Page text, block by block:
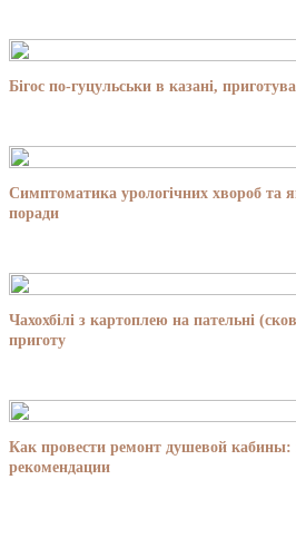
Бігос по-гуцульськи в казані,
Симптоматика урологічних хвороб та
поради
Чахохбілі з картоплею на пательні
приготу
Как провести ремонт душевой кабины:
рекомендации